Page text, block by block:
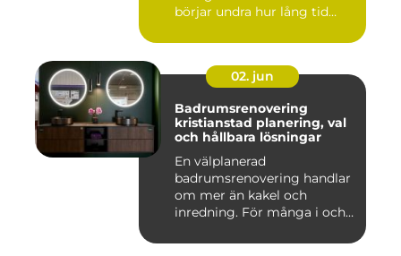
börjar undra hur lång tid
02. jun
Badrumsrenovering
kristianstad planering, val
och hållbara lösningar
En välplanerad
badrumsrenovering handlar
om mer än kakel och
inredning. För många i och